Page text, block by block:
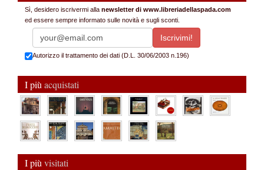
Sì, desidero iscrivermi alla newsletter di www.libreriadellaspada.com
ed essere sempre informato sulle novità e sugli sconti.
Autorizzo il trattamento dei dati (D.L. 30/06/2003 n.196)
I più acquistati
I più visitati